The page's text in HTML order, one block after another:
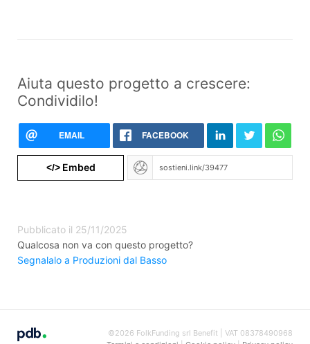
Aiuta questo progetto a crescere:
Condividilo!
EMAIL FACEBOOK
</>Embed
Pubblicato il 25/11/2025
Qualcosa non va con questo progetto?
Segnalalo a Produzioni dal Basso
©2026 FolkFunding srl Benefit | VAT 08378490968